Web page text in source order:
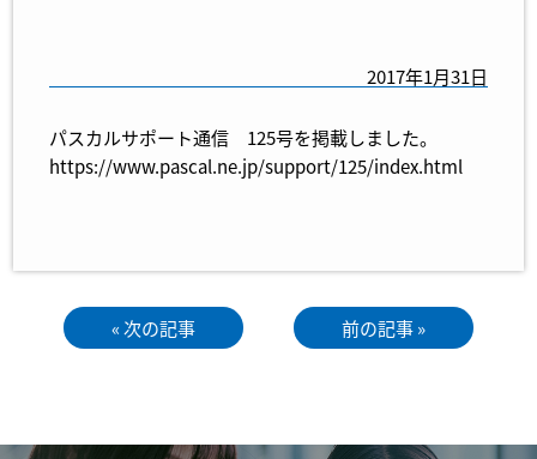
2017年1月31日
パスカルサポート通信 125号を掲載しました。
https://www.pascal.ne.jp/support/125/index.html
« 次の記事 前の記事 »